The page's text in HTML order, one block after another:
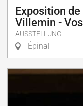
Exposition
Villemin -
AUSSTELLUNG
Épinal